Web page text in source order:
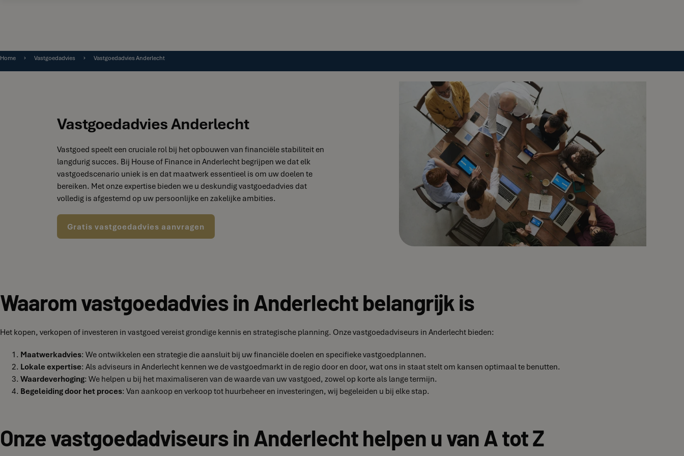
Home Vastgoedadvies Vastgoedadvies Anderlecht
Vastgoedadvies Anderlecht
Vastgoed speelt een cruciale rol bij het opbouwen van financiële stabiliteit en
langdurig succes. Bij House of Finance in Anderlecht begrijpen we dat elk
vastgoedscenario uniek is en dat maatwerk essentieel is om uw doelen te
bereiken. Met onze expertise bieden we u deskundig vastgoedadvies dat
volledig is afgestemd op uw persoonlijke en zakelijke ambities.
Gratis vastgoedadvies aanvragen
Waarom vastgoedadvies in Anderlecht belangrijk is
Het kopen, verkopen of investeren in vastgoed vereist grondige kennis en strategische planning. Onze vastgoedadviseurs in Anderlecht bieden:
Maatwerkadvies: We ontwikkelen een strategie die aansluit bij uw financiële doelen en specifieke vastgoedplannen.
Lokale expertise: Als adviseurs in Anderlecht kennen we de vastgoedmarkt in de regio door en door, wat ons in staat stelt om kansen optimaal te benutten.
Waardeverhoging: We helpen u bij het maximaliseren van de waarde van uw vastgoed, zowel op korte als lange termijn.
Begeleiding door het proces: Van aankoop en verkoop tot huurbeheer en investeringen, wij begeleiden u bij elke stap.
Onze vastgoedadviseurs in Anderlecht helpen u van A tot Z